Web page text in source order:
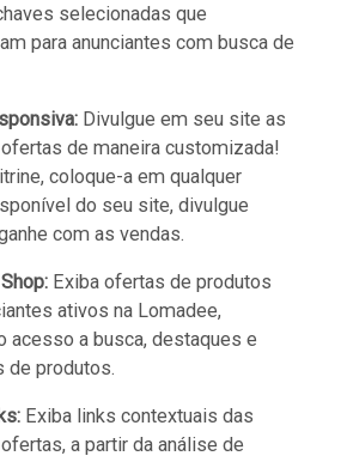
selecionadas que
para anunciantes com busca de
Divulgue em seu site as
de maneira customizada!
coloque-a em qualquer
do seu site, divulgue
com as vendas.
Exiba ofertas de produtos
ativos na Lomadee,
acesso a busca, destaques e
de produtos.
Exiba links contextuais das
a partir da análise de